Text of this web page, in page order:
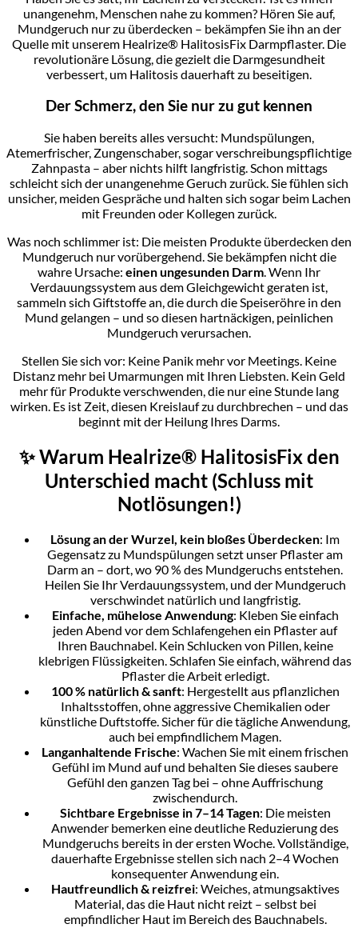
unangenehm, Menschen nahe zu kommen? Hören Sie auf,
Mundgeruch nur zu überdecken – bekämpfen Sie ihn an der
Quelle mit unserem Healrize® HalitosisFix Darmpflaster. Die
revolutionäre Lösung, die gezielt die Darmgesundheit
verbessert, um Halitosis dauerhaft zu beseitigen.
Der Schmerz, den Sie nur zu gut kennen
Sie haben bereits alles versucht: Mundspülungen,
Atemerfrischer, Zungenschaber, sogar verschreibungspflichtige
Zahnpasta – aber nichts hilft langfristig. Schon mittags
schleicht sich der unangenehme Geruch zurück. Sie fühlen sich
unsicher, meiden Gespräche und halten sich sogar beim Lachen
mit Freunden oder Kollegen zurück.
Was noch schlimmer ist: Die meisten Produkte überdecken den
Mundgeruch nur vorübergehend. Sie bekämpfen nicht die
wahre Ursache: einen ungesunden Darm . Wenn Ihr
Verdauungssystem aus dem Gleichgewicht geraten ist,
sammeln sich Giftstoffe an, die durch die Speiseröhre in den
Mund gelangen – und so diesen hartnäckigen, peinlichen
Mundgeruch verursachen.
Stellen Sie sich vor: Keine Panik mehr vor Meetings. Keine
Distanz mehr bei Umarmungen mit Ihren Liebsten. Kein Geld
mehr für Produkte verschwenden, die nur eine Stunde lang
wirken. Es ist Zeit, diesen Kreislauf zu durchbrechen – und das
beginnt mit der Heilung Ihres Darms.
✨ Warum Healrize® HalitosisFix den
Unterschied macht (Schluss mit
Notlösungen!)
Lösung an der Wurzel, kein bloßes Überdecken: Im
Gegensatz zu Mundspülungen setzt unser Pflaster am
Darm an – dort, wo 90 % des Mundgeruchs entstehen.
Heilen Sie Ihr Verdauungssystem, und der Mundgeruch
verschwindet natürlich und langfristig.
Einfache, mühelose Anwendung: Kleben Sie einfach
jeden Abend vor dem Schlafengehen ein Pflaster auf
Ihren Bauchnabel. Kein Schlucken von Pillen, keine
klebrigen Flüssigkeiten. Schlafen Sie einfach, während das
Pflaster die Arbeit erledigt.
100 % natürlich & sanft: Hergestellt aus pflanzlichen
Inhaltsstoffen, ohne aggressive Chemikalien oder
künstliche Duftstoffe. Sicher für die tägliche Anwendung,
auch bei empfindlichem Magen.
Langanhaltende Frische: Wachen Sie mit einem frischen
Gefühl im Mund auf und behalten Sie dieses saubere
Gefühl den ganzen Tag bei – ohne Auffrischung
zwischendurch.
Sichtbare Ergebnisse in 7–14 Tagen: Die meisten
Anwender bemerken eine deutliche Reduzierung des
Mundgeruchs bereits in der ersten Woche. Vollständige,
dauerhafte Ergebnisse stellen sich nach 2–4 Wochen
konsequenter Anwendung ein.
Hautfreundlich & reizfrei: Weiches, atmungsaktives
Material, das die Haut nicht reizt – selbst bei
empfindlicher Haut im Bereich des Bauchnabels.